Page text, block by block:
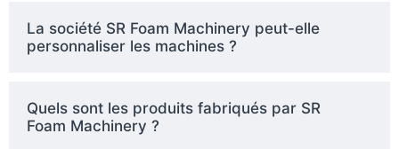
La société SR Foam Machinery peut-elle
personnaliser les machines ?
Quels sont les produits fabriqués par SR
Foam Machinery ?